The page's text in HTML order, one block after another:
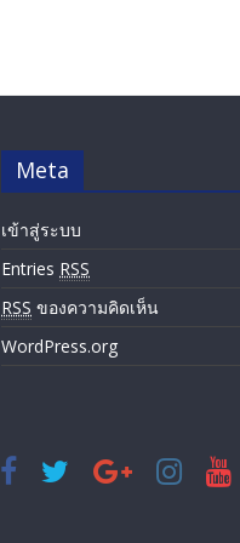
Meta
เข้าสู่ระบบ
Entries RSS
RSS ของความคิดเห็น
WordPress.org